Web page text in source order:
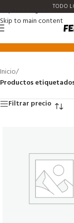
Skip to navigation
Skip to main content
TODO
Inicio/
Productos etiquetados
Filtrar precio